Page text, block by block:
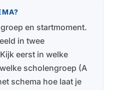
en startmoment.
in twee
eerst in welke
scholengroep (A
schema hoe laat je